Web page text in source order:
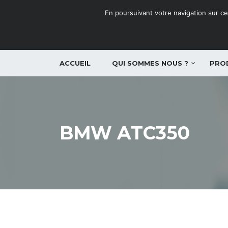
ACCUEIL QUI SOMMES NOUS ?
BMW ATC350
En poursuivant votre navigation sur